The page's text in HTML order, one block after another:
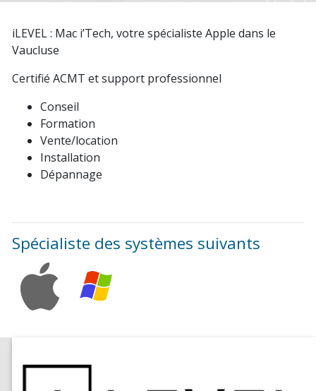
iLEVEL : Mac i’Tech, votre spécialiste Apple dans le
Vaucluse
Certifié ACMT et support professionnel
Conseil
Formation
Vente/location
Installation
Dépannage
Spécialiste des systèmes suivants